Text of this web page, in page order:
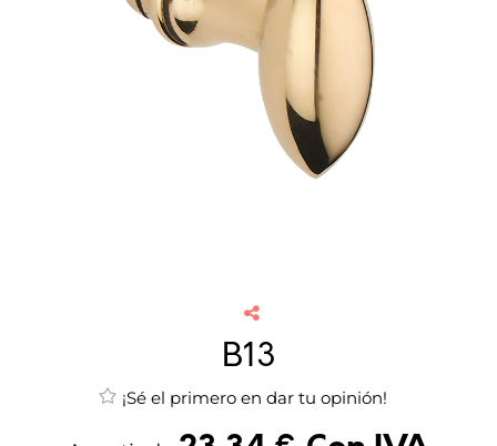
B13
¡Sé el primero en dar tu opinión!